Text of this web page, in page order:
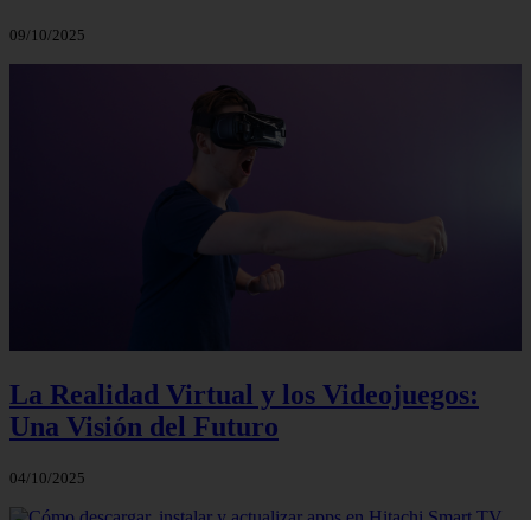
09/10/2025
La Realidad Virtual y los Videojuegos:
Una Visión del Futuro
04/10/2025